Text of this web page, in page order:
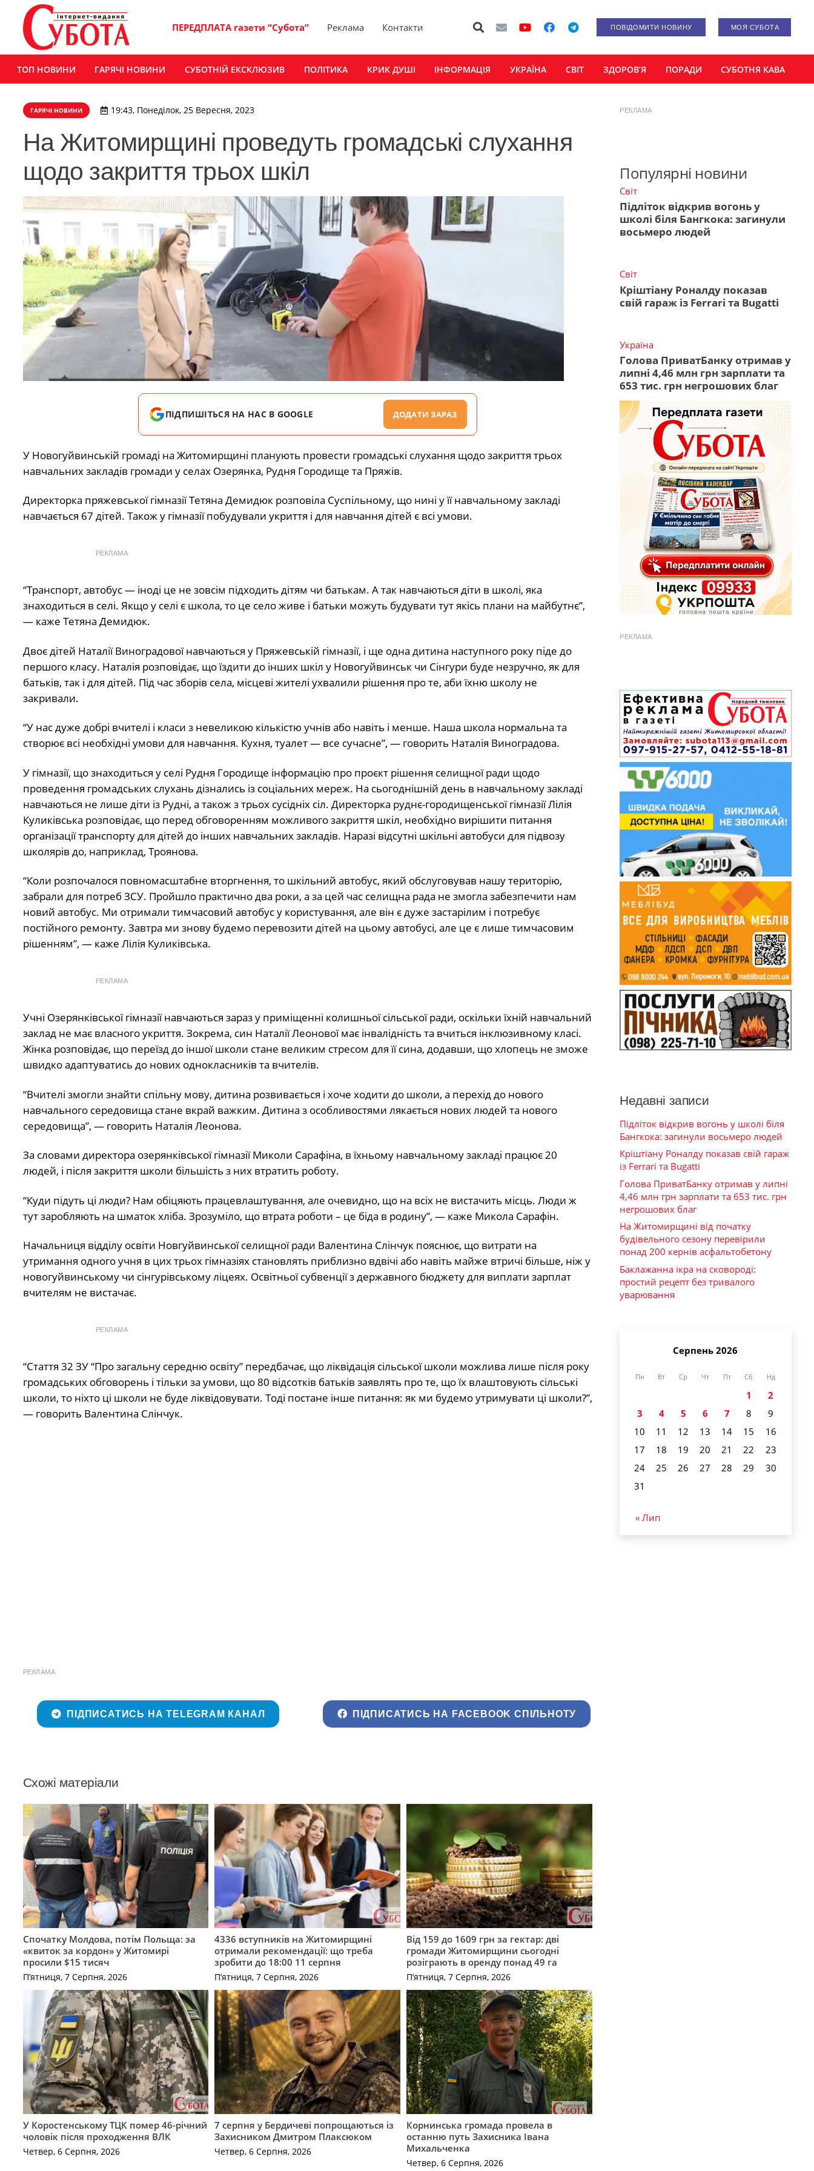
ПЕРЕДПЛАТА газети “Субота” Реклама Контакти ПОВІДОМИТИ НОВИНУ МОЯ СУБОТА
ТОП НОВИНИ ГАРЯЧІ НОВИНИ СУБОТНІЙ ЕКСКЛЮЗИВ ПОЛІТИКА КРИК ДУШІ ІНФОРМАЦІЯ УКРАЇНА СВІТ ЗДОРОВ’Я ПОРАДИ СУБОТНЯ КАВА
ГАРЯЧІ НОВИНИ 19:43, Понеділок, 25 Вересня, 2023
​На Житомирщині проведуть громадські слухання
щодо закриття трьох шкіл
ПІДПИШІТЬСЯ НА НАС В GOOGLE ДОДАТИ ЗАРАЗ
У Новогуйвинській громаді на Житомирщині планують провести громадські слухання щодо закриття трьох
навчальних закладів громади у селах Озерянка, Рудня Городище та Пряжів.
Директорка пряжевської гімназії Тетяна Демидюк розповіла Суспільному, що нині у її навчальному закладі
навчається 67 дітей. Також у гімназії побудували укриття і для навчання дітей є всі умови.
РЕКЛАМА
“Транспорт, автобус — іноді це не зовсім підходить дітям чи батькам. А так навчаються діти в школі, яка
знаходиться в селі. Якщо у селі є школа, то це село живе і батьки можуть будувати тут якісь плани на майбутнє”,
— каже Тетяна Демидюк.
Двоє дітей Наталії Виноградової навчаються у Пряжевській гімназії, і ще одна дитина наступного року піде до
першого класу. Наталія розповідає, що їздити до інших шкіл у Новогуйвинськ чи Сінгури буде незручно, як для
батьків, так і для дітей. Під час зборів села, місцеві жителі ухвалили рішення про те, аби їхню школу не
закривали.
“У нас дуже добрі вчителі і класи з невеликою кількістю учнів або навіть і менше. Наша школа нормальна та
створює всі необхідні умови для навчання. Кухня, туалет — все сучасне”, — говорить Наталія Виноградова.
У гімназії, що знаходиться у селі Рудня Городище інформацію про проєкт рішення селищної ради щодо
проведення громадських слухань дізнались із соціальних мереж. На сьогоднішній день в навчальному закладі
навчаються не лише діти із Рудні, а також з трьох сусідніх сіл. Директорка руднє-городищенської гімназії Лілія
Куликівська розповідає, що перед обговоренням можливого закриття шкіл, необхідно вирішити питання
організації транспорту для дітей до інших навчальних закладів. Наразі відсутні шкільні автобуси для підвозу
школярів до, наприклад, Троянова.
“Коли розпочалося повномасштабне вторгнення, то шкільний автобус, який обслуговував нашу територію,
забрали для потреб ЗСУ. Пройшло практично два роки, а за цей час селищна рада не змогла забезпечити нам
новий автобус. Ми отримали тимчасовий автобус у користування, але він є дуже застарілим і потребує
постійного ремонту. Завтра ми знову будемо перевозити дітей на цьому автобусі, але це є лише тимчасовим
рішенням”, — каже Лілія Куликівська.
РЕКЛАМА
Учні Озерянківської гімназії навчаються зараз у приміщенні колишньої сільської ради, оскільки їхній навчальний
заклад не має власного укриття. Зокрема, син Наталії Леонової має інвалідність та вчиться інклюзивному класі.
Жінка розповідає, що переїзд до іншої школи стане великим стресом для її сина, додавши, що хлопець не зможе
швидко адаптуватись до нових однокласників та вчителів.
“Вчителі змогли знайти спільну мову, дитина розвивається і хоче ходити до школи, а перехід до нового
навчального середовища стане вкрай важким. Дитина з особливостями лякається нових людей та нового
середовища”, — говорить Наталія Леонова.
За словами директора озерянківської гімназії Миколи Сарафіна, в їхньому навчальному закладі працює 20
людей, і після закриття школи більшість з них втратить роботу.
“Куди підуть ці люди? Нам обіцяють працевлаштування, але очевидно, що на всіх не вистачить місць. Люди ж
тут заробляють на шматок хліба. Зрозуміло, що втрата роботи – це біда в родину”, — каже Микола Сарафін.
Начальниця відділу освіти Новгуйвинської селищної ради Валентина Слінчук пояснює, що витрати на
утримання одного учня в цих трьох гімназіях становлять приблизно вдвічі або навіть майже втричі більше, ніж у
новогуйвинському чи сінгурівському ліцеях. Освітньої субвенції з державного бюджету для виплати зарплат
вчителям не вистачає.
РЕКЛАМА
“Стаття 32 ЗУ “Про загальну середню освіту” передбачає, що ліквідація сільської школи можлива лише після року
громадських обговорень і тільки за умови, що 80 відсотків батьків заявлять про те, що їх влаштовують сільські
школи, то ніхто ці школи не буде ліквідовувати. Тоді постане інше питання: як ми будемо утримувати ці школи?”,
— говорить Валентина Слінчук.
РЕКЛАМА
ПІДПИСАТИСЬ НА TELEGRAM КАНАЛ ПІДПИСАТИСЬ НА FACEBOOK СПІЛЬНОТУ
Схожі матеріали
Спочатку Молдова, потім Польща: за
«квиток за кордон» у Житомирі
просили $15 тисяч
П’ятниця, 7 Серпня, 2026
4336 вступників на Житомирщині
отримали рекомендації: що треба
зробити до 18:00 11 серпня
П’ятниця, 7 Серпня, 2026
Від 159 до 1609 грн за гектар: дві
громади Житомирщини сьогодні
розіграють в оренду понад 49 га
П’ятниця, 7 Серпня, 2026
У Коростенському ТЦК помер 46-річний
чоловік після проходження ВЛК
Четвер, 6 Серпня, 2026
7 серпня у Бердичеві попрощаються із
Захисником Дмитром Плаксюком
Четвер, 6 Серпня, 2026
Корнинська громада провела в
останню путь Захисника Івана
Михальченка
Четвер, 6 Серпня, 2026
РЕКЛАМА
Популярні новини
Світ
Підліток відкрив вогонь у
школі біля Бангкока: загинули
восьмеро людей
Світ
Кріштіану Роналду показав
свій гараж із Ferrari та Bugatti
Україна
Голова ПриватБанку отримав у
липні 4,46 млн грн зарплати та
653 тис. грн негрошових благ
РЕКЛАМА
Недавні записи
Підліток відкрив вогонь у школі біля
Бангкока: загинули восьмеро людей
Кріштіану Роналду показав свій гараж
із Ferrari та Bugatti
Голова ПриватБанку отримав у липні
4,46 млн грн зарплати та 653 тис. грн
негрошових благ
На Житомирщині від початку
будівельного сезону перевірили
понад 200 кернів асфальтобетону
Баклажанна ікра на сковороді:
простий рецепт без тривалого
уварювання
Серпень 2026
Пн Вт Ср Чт Пт Сб Нд
1
2
3
4 5 6 7 8
9
10
11 12 13 14 15
16
17
18 19 20 21 22
23
24
25 26 27 28 29
30
31
« Лип